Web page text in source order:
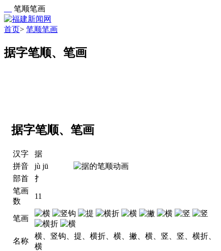
笔顺笔画
首页> 笔顺笔画
据字笔顺、笔画
据字笔顺、笔画
汉字
据
拼音
jù jū
部首
扌
笔画
数
11
笔画
名称
横、竖钩、提、横折、横、撇、横、竖、竖、横折、
横